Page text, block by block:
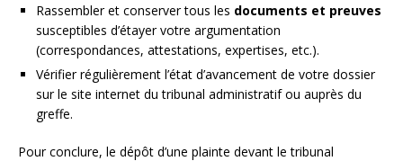
Rassembler et conserver tous les documents et preuves
susceptibles d’étayer votre argumentation
(correspondances, attestations, expertises, etc.).
Vérifier régulièrement l’état d’avancement de votre dossier
sur le site internet du tribunal administratif ou auprès du
greffe.
Pour conclure, le dépôt d’une plainte devant le tribunal